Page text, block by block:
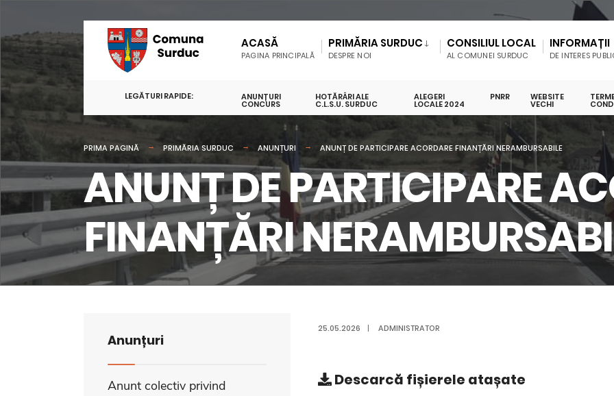
ACASĂ
PAGINA PRINCIPALĂ
PRIMĂRIA SURDUC
DESPRE NOI
CONSILIUL LOCAL
AL COMUNEI SURDUC
INFORMAȚII
DE INTERES
LEGĂTURI RAPIDE: ANUNȚURI
CONCURS
HOTĂRÂRI ALE
C.L.S.U. SURDUC
ALEGERI
LOCALE 2024
PNRR WEBSITE
VECHI
PRIMA PAGINĂ PRIMĂRIA SURDUC ANUNȚURI ANUNȚ DE PARTICIPARE ACORDARE FINANȚĂRI NERAMBURSABILE
ANUNȚ DE PARTICIPARE
FINANȚĂRI
25.05.2026 | ADMINISTRATOR
Descarcă fișierele atașate
Anunțuri
Anunt colectiv privind